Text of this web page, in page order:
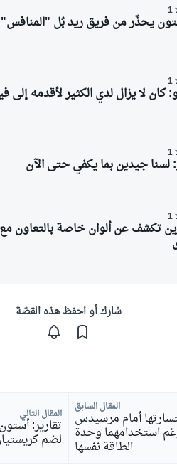
يحذّر من فريق ريد بُل "المنافس"
كان لا يزال لدي الكثير لأقدمه إلى
لسنا جيدين بما يكفي حتى الآن
تكشف عن ألوان خاصة بالتعاون
شارك أو احفظ هذه القصّة
المقال السابق
أمام مرسيدس
استخدامهما وحدة
الطاقة نفسها
المقال التالي
تقارير:
لضم